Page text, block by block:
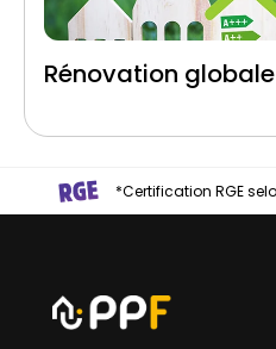
Rénovation globale
*Certification RGE